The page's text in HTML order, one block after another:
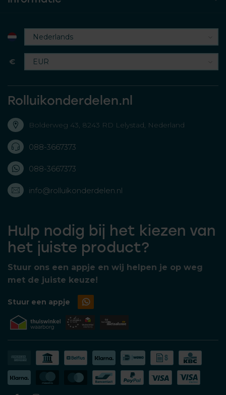
€
Rolluikonderdelen.nl
Bolderweg 43, 8243 RD Lelystad, Nederland
088-3667373
088-3667373
info@rolluikonderdelen.nl
Hulp nodig bij het kiezen van
het juiste product?
Stuur ons een appje en wij helpen je op weg
met de juiste keuze!
Stuur een appje